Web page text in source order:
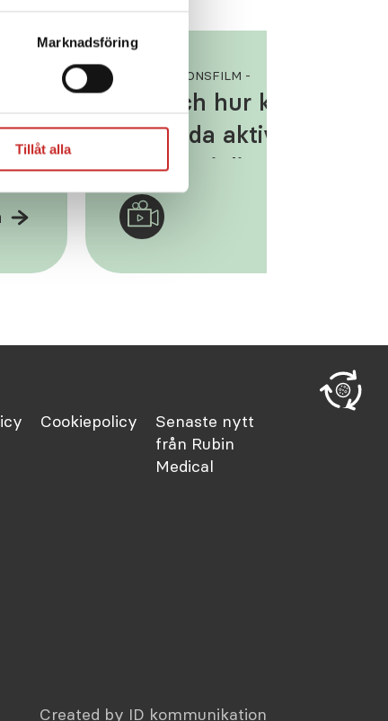
som är
se
Marknadsföring
Tillåt alla
INSTRUKTIONSFILM -
När och hur kan du
använda aktivitetsprofil
Träning i din Tandem
X2 insulinpump
Cookiepolicy
Senaste nytt
från Rubin
Medical
Created by ID kommunikation